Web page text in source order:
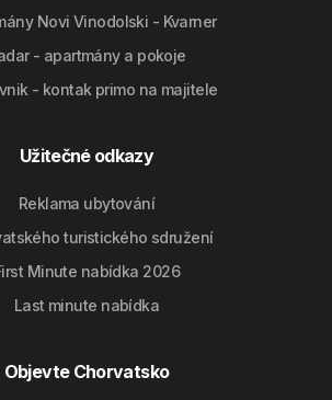
Novi Vinodolski - Kvarner
- apartmány a pokoje
- kontak primo na majitele
Užitečné odkazy
Reklama ubytování
turistického sdružení
Minute nabídka 2026
Last minute nabídka
Objevte Chorvatsko